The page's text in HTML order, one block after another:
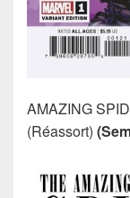
AMAZING
(Réassort)